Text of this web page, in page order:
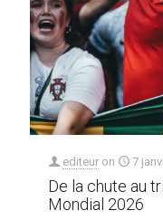
editeur on 7
De la chute au
Mondial 2026